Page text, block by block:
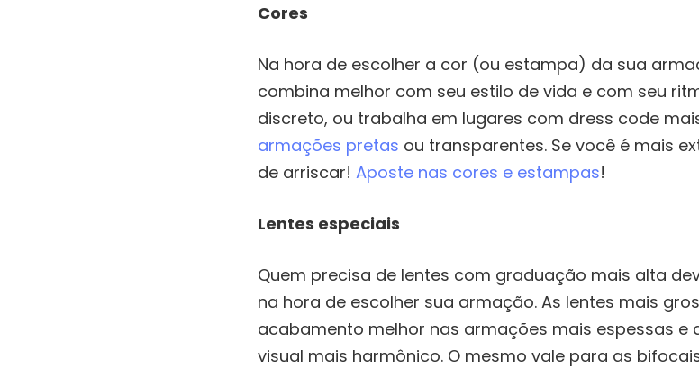
Cores
Na hora de escolher a cor (ou estampa) da sua
combina melhor com seu estilo de vida e com seu
discreto, ou trabalha em lugares com dress code
armações pretas ou transparentes. Se você é mais
de arriscar! Aposte nas cores e estampas!
Lentes especiais
Quem precisa de lentes com graduação mais alta
na hora de escolher sua armação. As lentes mais
acabamento melhor nas armações mais espessas e
visual mais harmônico. O mesmo vale para as